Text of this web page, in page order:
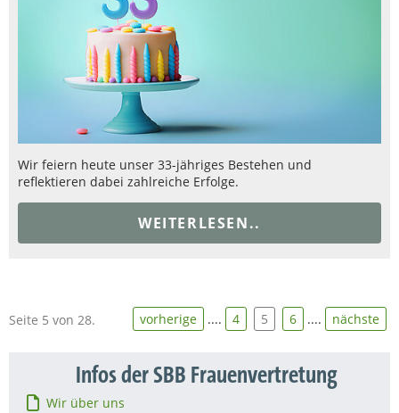
Wir feiern heute unser 33-jähriges Bestehen und
reflektieren dabei zahlreiche Erfolge.
WEITERLESEN..
Seite 5 von 28. vorherige .... 4 5 6 .... nächste
Infos der SBB Frauenvertretung
Wir über uns